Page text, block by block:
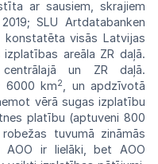
ar sausiem, skrajiem
SLU Artdatabanken
konstatēta visāsLatvijas
izplatības areāla ZR daļā.
un ZR daļā.
6000 km2, unapdzīvotā
vērā sugas izplatību
platību (aptuveni 800
tuvumā zināmās
AOO ir lielāki,betAOO